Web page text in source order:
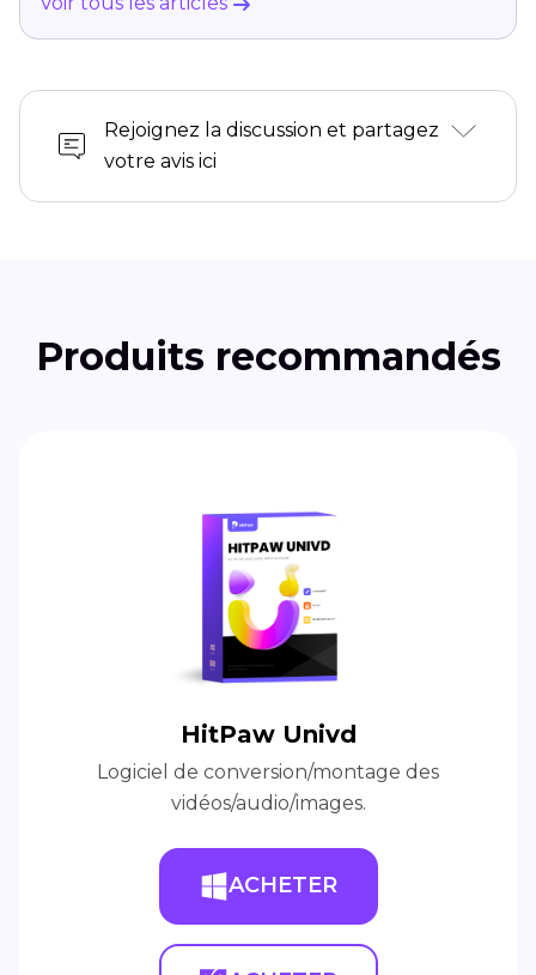
Rejoignez la discussion et partagez
votre avis ici
Produits recommandés
HitPaw Univd
Logiciel de conversion/montage des
vidéos/audio/images.
ACHETER